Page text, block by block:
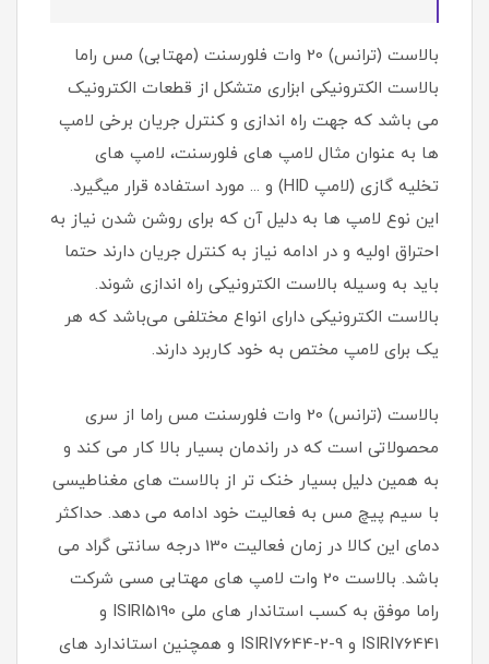
بالاست (ترانس) 20 وات فلورسنت (مهتابی) مس راما
بالاست‌ الکترونیکی ابزاری متشکل از قطعات الکترونیک
می باشد که جهت راه اندازی و کنترل جریان برخی لامپ
ها به عنوان مثال لامپ های فلورسنت، لامپ های
تخلیه گازی (لامپ HID) و ... مورد استفاده قرار میگیرد.
این نوع لامپ ها به دلیل آن که برای روشن شدن نیاز به
احتراق اولیه و در ادامه نیاز به کنترل جریان دارند حتما
باید به وسیله بالاست الکترونیکی راه اندازی شوند.
بالاست الکترونیکی دارای انواع مختلفی می‌باشد که هر
یک برای لامپ مختص به خود کاربرد دارند.
بالاست (ترانس) 20 وات فلورسنت مس راما از سری
محصولاتی است که در راندمان بسیار بالا کار می کند و
به همین دلیل بسیار خنک تر از بالاست های مغناطیسی
با سیم پیچ مس به فعالیت خود ادامه می دهد. حداکثر
دمای این کالا در زمان فعالیت 130 درجه سانتی گراد می
باشد. بالاست 20 وات لامپ های مهتابی مسی شرکت
راما موفق به کسب استاندار های ملی ISIRI5190 و
ISIRI76441 و ISIRI7644-2-9 و همچنین استاندارد های